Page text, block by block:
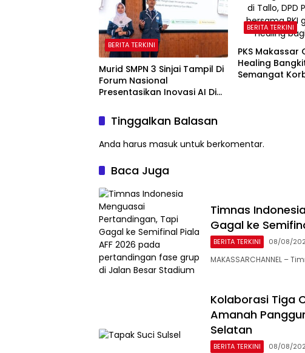
BERITA TERKINI
Murid SMPN 3 Sinjai Tampil Di
Forum Nasional
Presentasikan Inovasi AI Di
BERITA TERKINI
PKS Makassar
Healing
Semangat
Tinggalkan Balasan
Anda harus masuk untuk berkomentar.
Baca Juga
Timnas
Gagal ke
BERITA TERKINI 08/08/
MAKASSARCHANNEL –
Kolaborasi Tiga
Amanah
Selatan
BERITA TERKINI 08/08/